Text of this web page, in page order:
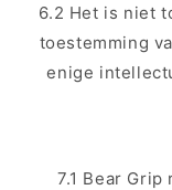
6.2 Het is niet
toestemming
enige
7.1 Bear